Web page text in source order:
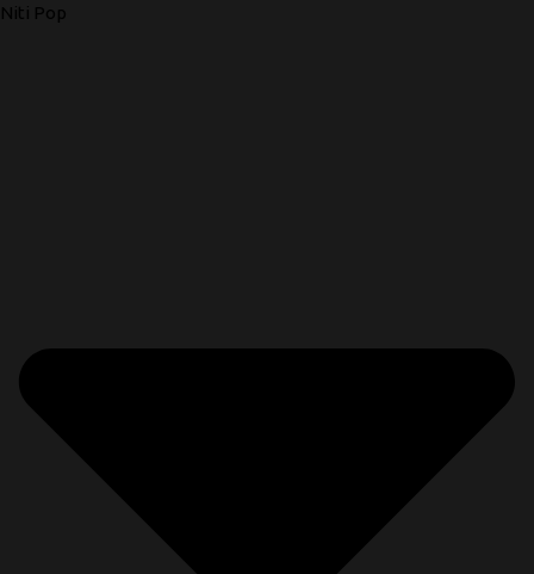
Niti Pop